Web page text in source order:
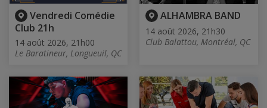
Vendredi Comédie
Club 21h
14 août 2026, 21h00
Le Baratineur, Longueuil, QC
ALHAMBRA BAND
14 août 2026, 21h30
Club Balattou, Montréal, QC